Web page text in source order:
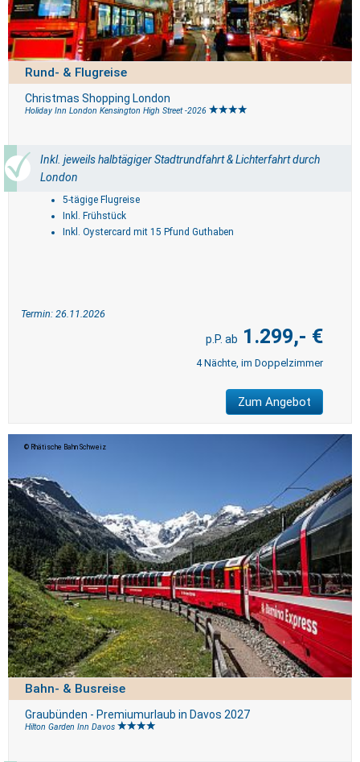
Rund- & Flugreise
Christmas Shopping London
Holiday Inn London Kensington High Street -2026
Inkl. jeweils halbtägiger Stadtrundfahrt & Lichterfahrt durch
London
5-tägige Flugreise
Inkl. Frühstück
Inkl. Oystercard mit 15 Pfund Guthaben
Termin: 26.11.2026
1.299,- €
4 Nächte, im Doppelzimmer
Zum Angebot
Rhätische Bahn Schweiz
Bahn- & Busreise
Graubünden - Premiumurlaub in Davos 2027
Hilton Garden Inn Davos